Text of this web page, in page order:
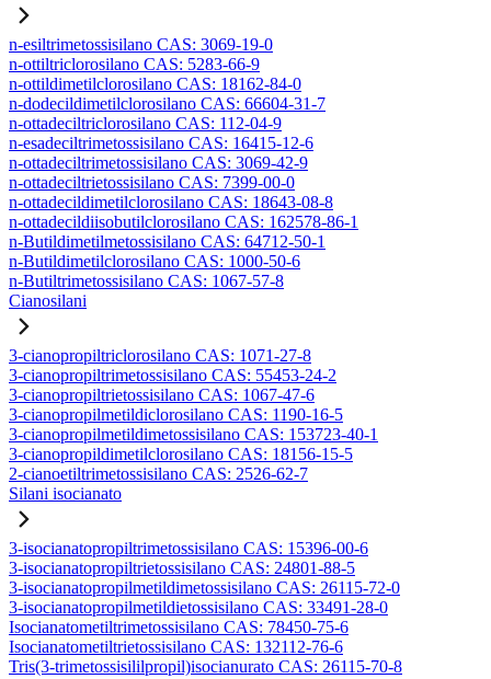
n-esiltrimetossisilano CAS: 3069-19-0
n-ottiltriclorosilano CAS: 5283-66-9
n-ottildimetilclorosilano CAS: 18162-84-0
n-dodecildimetilclorosilano CAS: 66604-31-7
n-ottadeciltriclorosilano CAS: 112-04-9
n-esadeciltrimetossisilano CAS: 16415-12-6
n-ottadeciltrimetossisilano CAS: 3069-42-9
n-ottadeciltrietossisilano CAS: 7399-00-0
n-ottadecildimetilclorosilano CAS: 18643-08-8
n-ottadecildiisobutilclorosilano CAS: 162578-86-1
n-Butildimetilmetossisilano CAS: 64712-50-1
n-Butildimetilclorosilano CAS: 1000-50-6
n-Butiltrimetossisilano CAS: 1067-57-8
Cianosilani
3-cianopropiltriclorosilano CAS: 1071-27-8
3-cianopropiltrimetossisilano CAS: 55453-24-2
3-cianopropiltrietossisilano CAS: 1067-47-6
3-cianopropilmetildiclorosilano CAS: 1190-16-5
3-cianopropilmetildimetossisilano CAS: 153723-40-1
3-cianopropildimetilclorosilano CAS: 18156-15-5
2-cianoetiltrimetossisilano CAS: 2526-62-7
Silani isocianato
3-isocianatopropiltrimetossisilano CAS: 15396-00-6
3-isocianatopropiltrietossisilano CAS: 24801-88-5
3-isocianatopropilmetildimetossisilano CAS: 26115-72-0
3-isocianatopropilmetildietossisilano CAS: 33491-28-0
Isocianatometiltrimetossisilano CAS: 78450-75-6
Isocianatometiltrietossisilano CAS: 132112-76-6
Tris(3-trimetossisililpropil)isocianurato CAS: 26115-70-8